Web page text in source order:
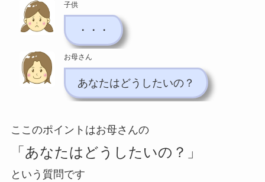
子供
・・・
お母さん
あなたはどうしたいの？
ここのポイントはお母さんの
「あなたはどうしたいの？」
という質問です